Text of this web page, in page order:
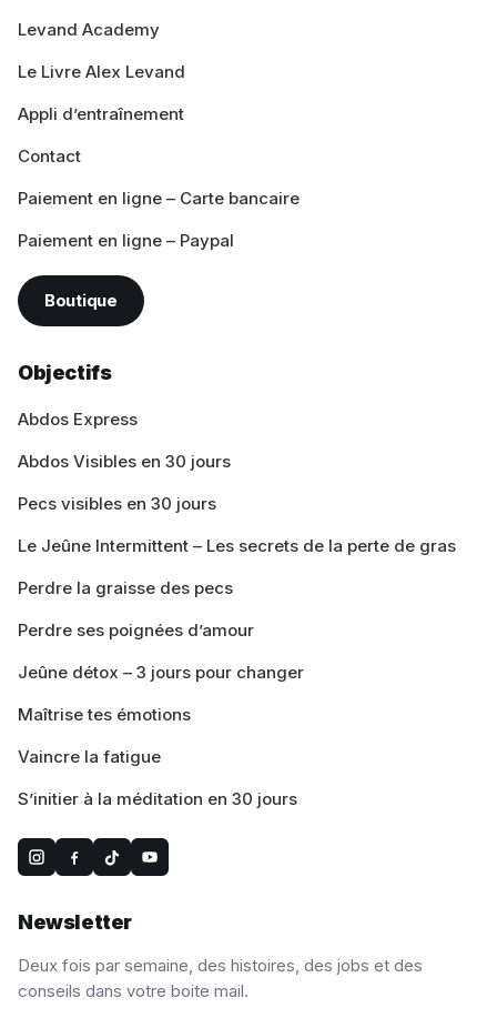
Levand Academy
Le Livre Alex Levand
Appli d’entraînement
Contact
Paiement en ligne – Carte bancaire
Paiement en ligne – Paypal
Boutique
Objectifs
Abdos Express
Abdos Visibles en 30 jours
Pecs visibles en 30 jours
Le Jeûne Intermittent – Les secrets de la perte de gras
Perdre la graisse des pecs
Perdre ses poignées d’amour
Jeûne détox – 3 jours pour changer
Maîtrise tes émotions
Vaincre la fatigue
S’initier à la méditation en 30 jours
Newsletter
Deux fois par semaine, des histoires, des jobs et des
conseils dans votre boite mail.